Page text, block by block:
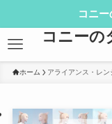
コニ
コニーの
ホーム アライアンス・レン